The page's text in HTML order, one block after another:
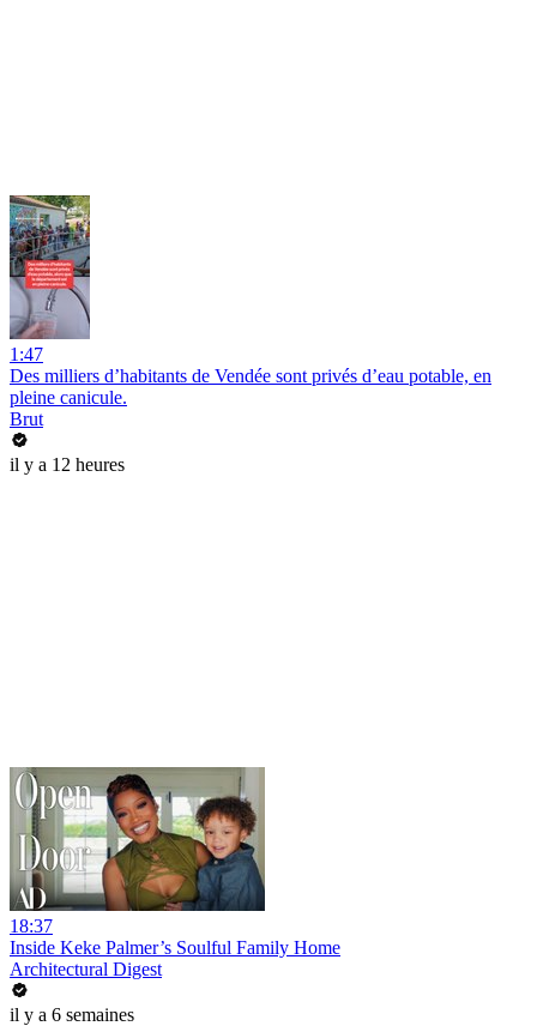
1:47
Des milliers d’habitants de Vendée sont privés d’eau potable, en
pleine canicule.
Brut
il y a 12 heures
18:37
Inside Keke Palmer’s Soulful Family Home
Architectural Digest
il y a 6 semaines